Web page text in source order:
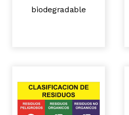
biodegradable